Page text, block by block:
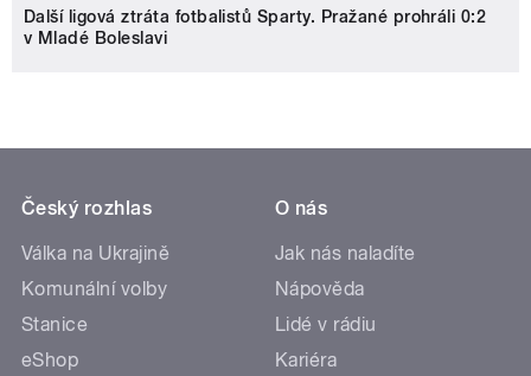
Další ligová ztráta fotbalistů Sparty. Pražané prohráli 0:2
v Mladé Boleslavi
Český rozhlas
Válka na Ukrajině
Komunální volby
Stanice
eShop
O nás
Jak nás naladíte
Nápověda
Lidé v rádiu
Kariéra